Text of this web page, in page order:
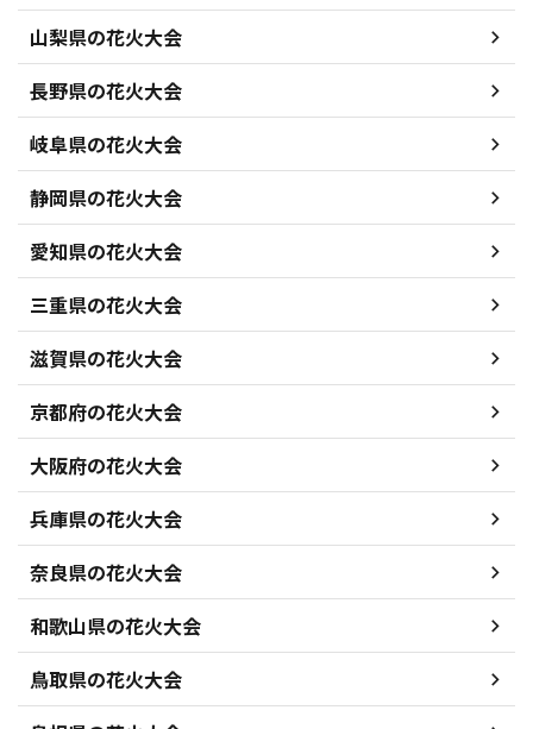
山梨県の花火大会
長野県の花火大会
岐阜県の花火大会
静岡県の花火大会
愛知県の花火大会
三重県の花火大会
滋賀県の花火大会
京都府の花火大会
大阪府の花火大会
兵庫県の花火大会
奈良県の花火大会
和歌山県の花火大会
鳥取県の花火大会